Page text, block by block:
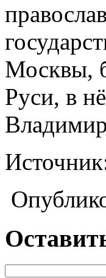
Москвы,
Руси, в